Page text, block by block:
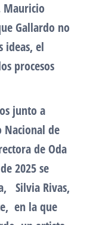
Mauricio
Gallardo no
ideas, el
procesos
junto a
Nacional de
de Oda
2025 se
Silvia Rivas,
en la que